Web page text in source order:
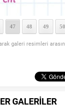
47 48 49 50
galeri resimleri
GALERİLER